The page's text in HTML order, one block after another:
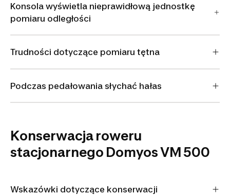
Konsola wyświetla nieprawidłową jednostkę
pomiaru odległości
Trudności dotyczące pomiaru tętna
Podczas pedałowania słychać hałas
Konserwacja roweru
stacjonarnego Domyos VM 500
Wskazówki dotyczące konserwacji